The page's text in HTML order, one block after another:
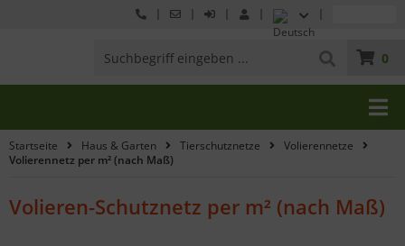
0
Startseite Haus & Garten Tierschutznetze
Volierennetze
Volierennetz per m² (nach Maß)
Volieren-Schutznetz per m² (nach Maß)